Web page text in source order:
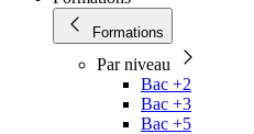
Formations
Par niveau
Bac +2
Bac +3
Bac +5